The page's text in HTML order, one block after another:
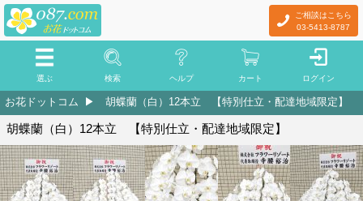
ご相談はこちら
03-5413-8787
選ぶ 検索 ヘルプ カート ログイン
お花ドットコム 胡蝶蘭（白）12本立 【特別仕立・配達地域限定】
胡蝶蘭（白）12本立 【特別仕立・配達地域限定】